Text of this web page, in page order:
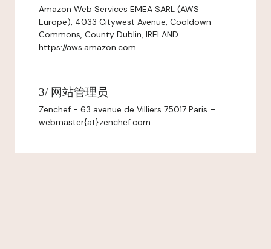
Amazon Web Services EMEA SARL (AWS
Europe), 4033 Citywest Avenue, Cooldown
Commons, County Dublin, IRELAND
https://aws.amazon.com
3/ 网站管理员
Zenchef - 63 avenue de Villiers 75017 Paris –
webmaster{at}zenchef.com